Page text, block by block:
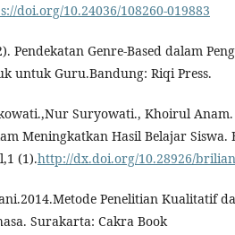
doi.org/10.24036/108260-019883
Pendekatan Genre-Based dalam
untuk Guru.Bandung: Riqi Press.
Suryowati., Khoirul
Meningkatkan Hasil Belajar Siswa.
(1).http://dx.doi.org/10.28926/
Penelitian Kualitatif
Surakarta: Cakra Book